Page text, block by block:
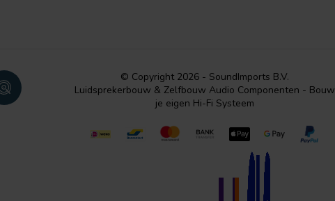
© Copyright 2026 - SoundImports B.V.
Luidsprekerbouw & Zelfbouw Audio Componenten - Bouw
je eigen Hi-Fi Systeem